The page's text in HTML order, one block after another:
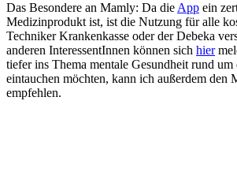
Das Besondere an Mamly: Da die App ein
Medizinprodukt ist, ist die Nutzung für alle
Techniker Krankenkasse oder der Debeka
anderen InteressentInnen können sich hier
tiefer ins Thema mentale Gesundheit rund
eintauchen möchten, kann ich außerdem den
empfehlen.